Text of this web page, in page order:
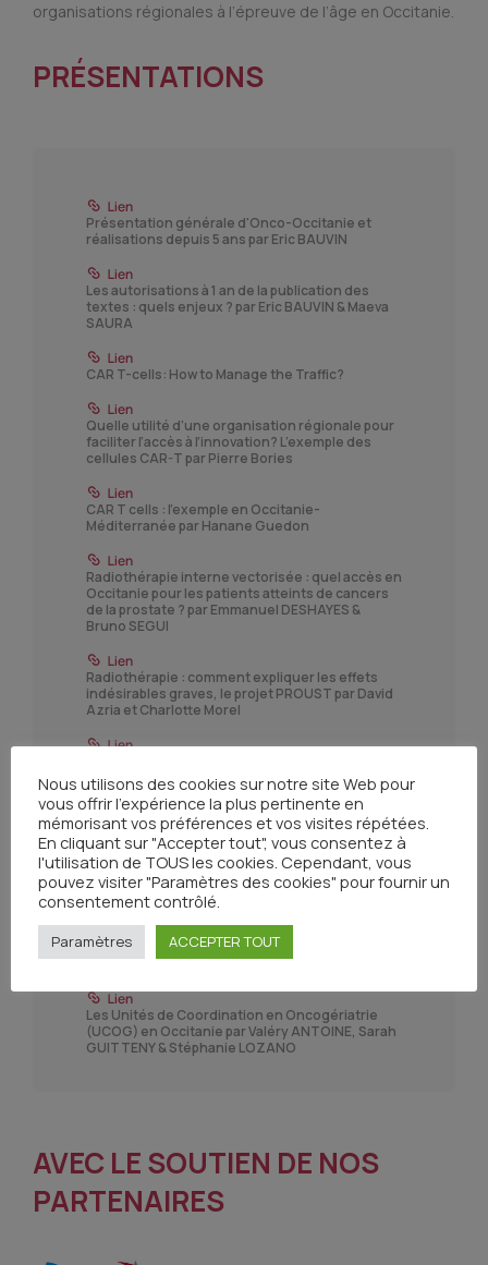
organisations régionales à l’épreuve de l’âge en Occitanie.
PRÉSENTATIONS
Présentation générale d'Onco-Occitanie et
réalisations depuis 5 ans par Eric BAUVIN
Les autorisations à 1 an de la publication des
textes : quels enjeux ? par Eric BAUVIN & Maeva
SAURA
CAR T-cells: How to Manage the Traffic?
Quelle utilité d’une organisation régionale pour
faciliter l’accès à l’innovation? L’exemple des
cellules CAR-T par Pierre Bories
CAR T cells : l'exemple en Occitanie-
Méditerranée par Hanane Guedon
Radiothérapie interne vectorisée : quel accès en
Occitanie pour les patients atteints de cancers
de la prostate ? par Emmanuel DESHAYES &
Bruno SEGUI
Radiothérapie : comment expliquer les effets
indésirables graves, le projet PROUST par David
Azria et Charlotte Morel
Isabelle BERTOZZI
Le réseau d'onco-pédiatrie en Occitanie-Est par
Stéphanie Haouy
La prise en charge des Adolescents et Jeunes
Adultes (AJA) en Occitanie par Anne SIRVENT
AJAMIP Occitanie Ouest par Ilfad Blazevic
Les Unités de Coordination en Oncogériatrie
(UCOG) en Occitanie par Valéry ANTOINE, Sarah
GUITTENY & Stéphanie LOZANO
AVEC LE SOUTIEN DE NOS
PARTENAIRES
Nous utilisons des cookies sur notre site Web pour
vous offrir l'expérience la plus pertinente en
mémorisant vos préférences et vos visites répétées.
En cliquant sur "Accepter tout", vous consentez à
l'utilisation de TOUS les cookies. Cependant, vous
pouvez visiter "Paramètres des cookies" pour fournir un
consentement contrôlé.
Paramètres ACCEPTER TOUT